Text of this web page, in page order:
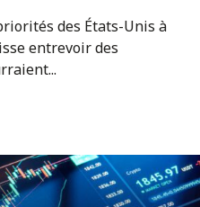
des États-Unis à
entrevoir des